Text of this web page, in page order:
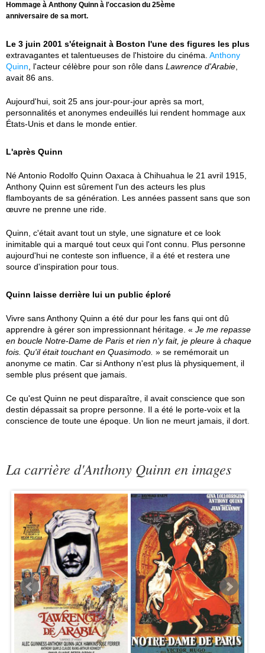
Hommage à Anthony Quinn à l'occasion du 25ème
anniversaire de sa mort.
Le 3 juin 2001 s'éteignait à Boston l'une des figures les plus
extravagantes et talentueuses de l'histoire du cinéma. Anthony
Quinn , l'acteur célèbre pour son rôle dans Lawrence d'Arabie
avait 86 ans.
Aujourd'hui, soit 25 ans jour-pour-jour après sa mort,
personnalités et anonymes endeuillés lui rendent hommage aux
États-Unis et dans le monde entier.
L'après Quinn
Né Antonio Rodolfo Quinn Oaxaca à Chihuahua le 21 avril 1915,
Anthony Quinn est sûrement l'un des acteurs les plus
flamboyants de sa génération. Les années passent sans que son
œuvre ne prenne une ride.
Quinn, c'était avant tout un style, une signature et ce look
inimitable qui a marqué tout ceux qui l'ont connu. Plus personne
aujourd'hui ne conteste son influence, il a été et restera une
source d'inspiration pour tous.
Quinn laisse derrière lui un public éploré
Vivre sans Anthony Quinn a été dur pour les fans qui ont dû
apprendre à gérer son impressionnant héritage. « Je me repasse
en boucle Notre-Dame de Paris et rien n'y fait, je pleure à chaque
fois. Qu'il était touchant en Quasimodo. » se remémorait un
anonyme ce matin. Car si Anthony n'est plus là physiquement, il
semble plus présent que jamais.
Ce qu'est Quinn ne peut disparaître, il avait conscience que son
destin dépassait sa propre personne. Il a été le porte-voix et la
conscience de toute une époque. Un lion ne meurt jamais, il dort.
La carrière d'Anthony Quinn en images